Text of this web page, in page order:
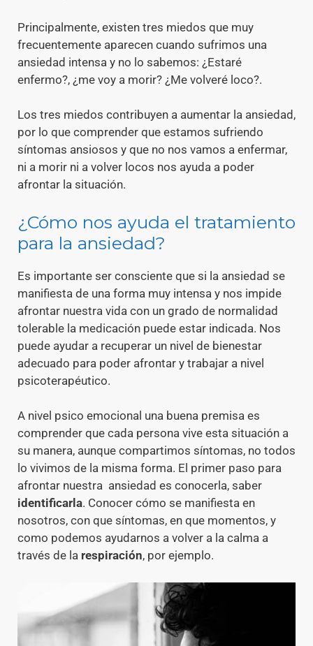
Principalmente, existen tres miedos que muy
frecuentemente aparecen cuando sufrimos una
ansiedad intensa y no lo sabemos: ¿Estaré
enfermo?, ¿me voy a morir? ¿Me volveré loco?.
Los tres miedos contribuyen a aumentar la ansiedad,
por lo que comprender que estamos sufriendo
síntomas ansiosos y que no nos vamos a enfermar,
ni a morir ni a volver locos nos ayuda a poder
afrontar la situación.
¿Cómo nos ayuda el tratamiento
para la ansiedad?
Es importante ser consciente que si la ansiedad se
manifiesta de una forma muy intensa y nos impide
afrontar nuestra vida con un grado de normalidad
tolerable la medicación puede estar indicada. Nos
puede ayudar a recuperar un nivel de bienestar
adecuado para poder afrontar y trabajar a nivel
psicoterapéutico.
A nivel psico emocional una buena premisa es
comprender que cada persona vive esta situación a
su manera, aunque compartimos síntomas, no todos
lo vivimos de la misma forma. El primer paso para
afrontar nuestra ansiedad es conocerla, saber
identificarla. Conocer cómo se manifiesta en
nosotros, con que síntomas, en que momentos, y
como podemos ayudarnos a volver a la calma a
través de la respiración, por ejemplo.